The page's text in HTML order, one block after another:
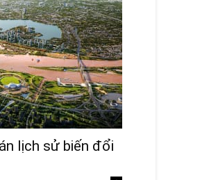
lịch sử biến đổi